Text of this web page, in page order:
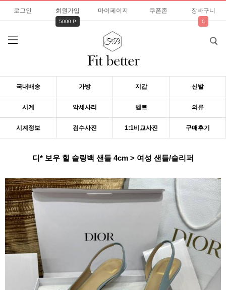
로그인 회원가입
5000 P
마이페이지 쿠폰존 장바구니
0
국내배송 가방 지갑 신발
시계 악세사리 벨트 의류
시계정보 검수사진 1:1비교사진 구매후기
디* 보우 힐 슬링백 샌들 4cm > 여성 샌들/슬리퍼